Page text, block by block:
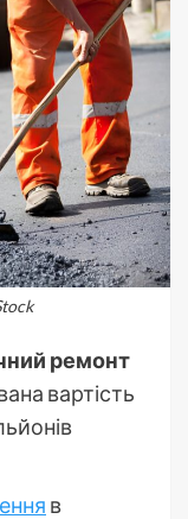
ремонт
вартість
в